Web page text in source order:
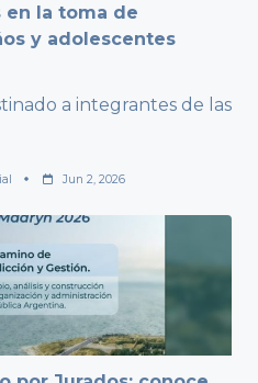
en la toma de
y adolescentes
a integrantes de las
Jun 2, 2026